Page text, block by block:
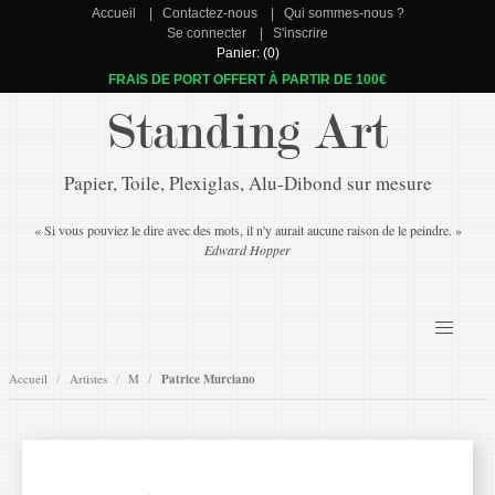
Accueil Contactez-nous
Qui sommes-nous ?
Se connecter
S'inscrire
Panier: (0)
FRAIS DE PORT OFFERT À PARTIR DE 100€
Standing Art
Papier, Toile, Plexiglas, Alu-Dibond sur mesure
« Si vous pouviez le dire avec des mots, il n'y aurait aucune raison de le peindre. »
Edward Hopper
Accueil Artistes M Patrice Murciano